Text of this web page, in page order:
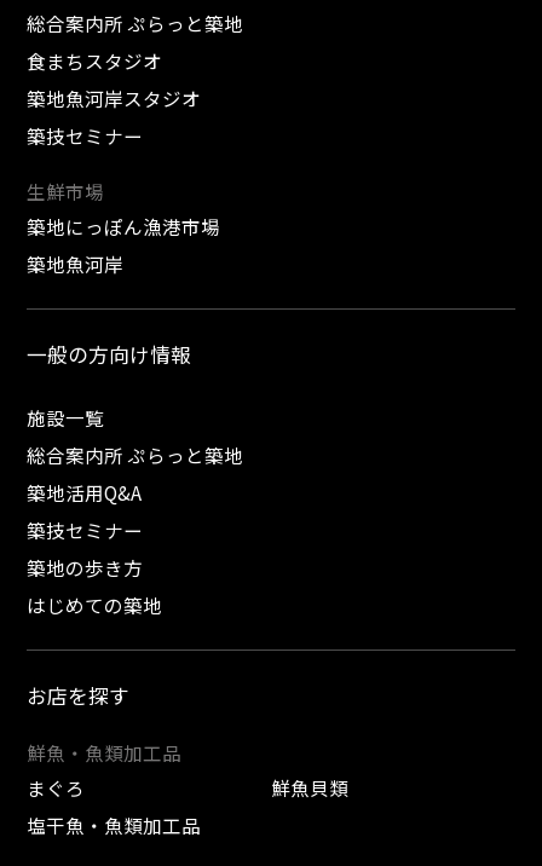
総合案内所 ぷらっと築地
食まちスタジオ
築地魚河岸スタジオ
築技セミナー
生鮮市場
築地にっぽん漁港市場
築地魚河岸
一般の方向け情報
施設一覧
総合案内所 ぷらっと築地
築地活用Q&A
築技セミナー
築地の歩き方
はじめての築地
お店を探す
鮮魚・魚類加工品
まぐろ
鮮魚貝類
塩干魚・魚類加工品